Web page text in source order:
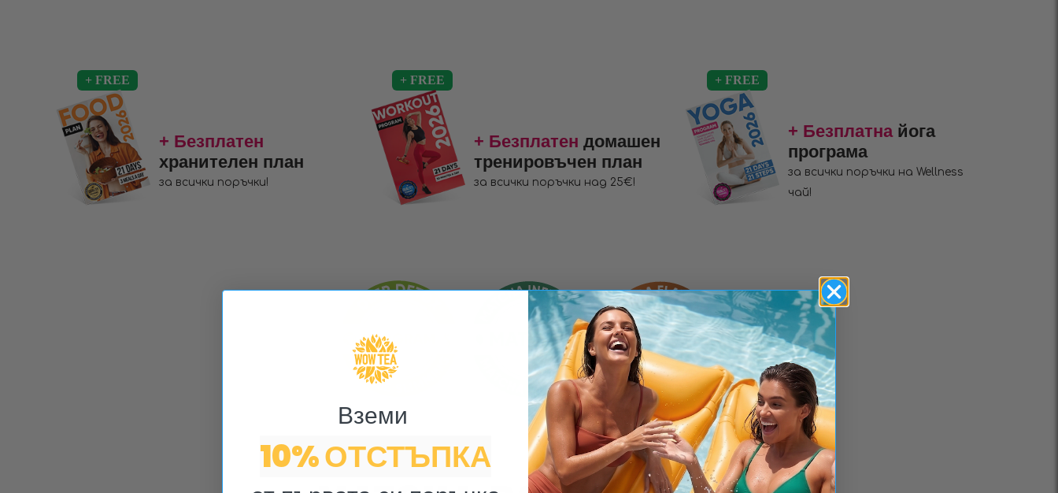
+ Безплатен
хранителен план
за всички поръчки!
+ Безплатен домашен
тренировъчен план
за всички поръчки над 25€!
+ Безплатнайога
програма
за всички поръчки на Wellness
чай!
Вземи ​
10% ОТСТЪПКА